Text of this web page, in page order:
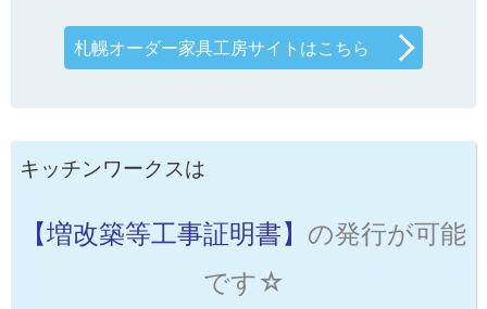
札幌オーダー家具工房サイトはこちら
キッチンワークスは
【増改築等工事証明書】 の発行が可能
です☆